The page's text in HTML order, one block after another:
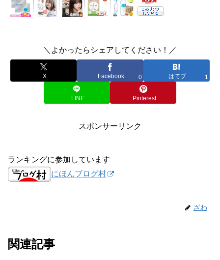
＼よかったらシェアしてください！／
X Facebook 0 はてブ 1
LINE Pinterest
スポンサーリンク
ランキングに参加しています
にほんブログ村
ざわ
関連記事